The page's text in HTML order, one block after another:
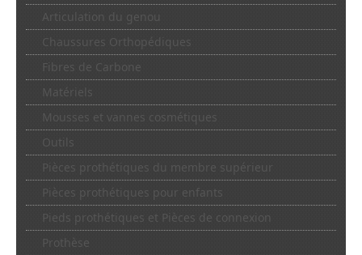
Articulation du genou
Chaussures Orthopédiques
Fibres de Carbone
Matériels
Mousses et vannes cosmétiques
Outils
Pièces prothétiques du membre supérieur
Pièces prothétiques pour enfants
Pieds prothétiques et Pièces de connexion
Prothèse